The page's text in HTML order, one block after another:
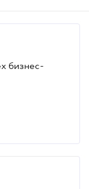
бизнес-